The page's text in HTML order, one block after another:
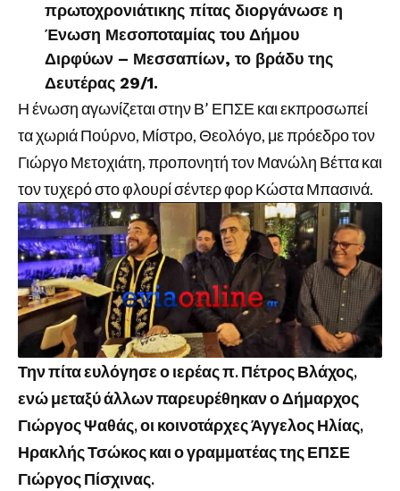
πρωτοχρονιάτικης πίτας διοργάνωσε η
Ένωση Μεσοποταμίας του Δήμου
Διρφύων – Μεσσαπίων, το βράδυ της
Δευτέρας 29/1.
Η ένωση αγωνίζεται στην Β’ ΕΠΣΕ και εκπροσωπεί
τα χωριά Πούρνο, Μίστρο, Θεολόγο, με πρόεδρο τον
Γιώργο Μετοχιάτη, προπονητή τον Μανώλη Βέττα και
τον τυχερό στο φλουρί σέντερ φορ Κώστα Μπασινά.
Την πίτα ευλόγησε ο ιερέας π. Πέτρος Βλάχος,
ενώ μεταξύ άλλων παρευρέθηκαν ο Δήμαρχος
Γιώργος Ψαθάς, οι κοινοτάρχες Άγγελος Ηλίας,
Ηρακλής Τσώκος και ο γραμματέας της ΕΠΣΕ
Γιώργος Πίσχινας.